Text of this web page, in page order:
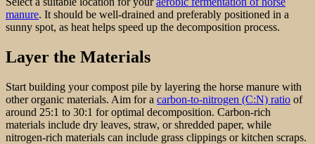
manure. It should be well-drained and preferably positioned in a
sunny spot, as heat helps speed up the decomposition process.
Layer the Materials
Start building your compost pile by layering the horse manure with
other organic materials. Aim for a carbon-to-nitrogen (C:N) ratio of
around 25:1 to 30:1 for optimal decomposition. Carbon-rich
materials include dry leaves, straw, or shredded paper, while
nitrogen-rich materials can include grass clippings or kitchen scraps.